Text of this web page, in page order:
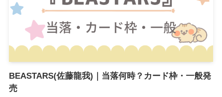
BEASTARS(佐藤龍我)｜当落何時？カード枠・一般発
売